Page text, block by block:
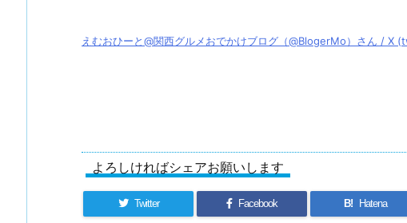
えむおひーと@関西グルメおでかけブログ（@BlogerMo）さん / X
よろしければシェアお願いします
Twitter Facebook B! Hatena